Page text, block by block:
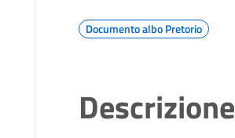
Documento albo Pretorio
Descrizione